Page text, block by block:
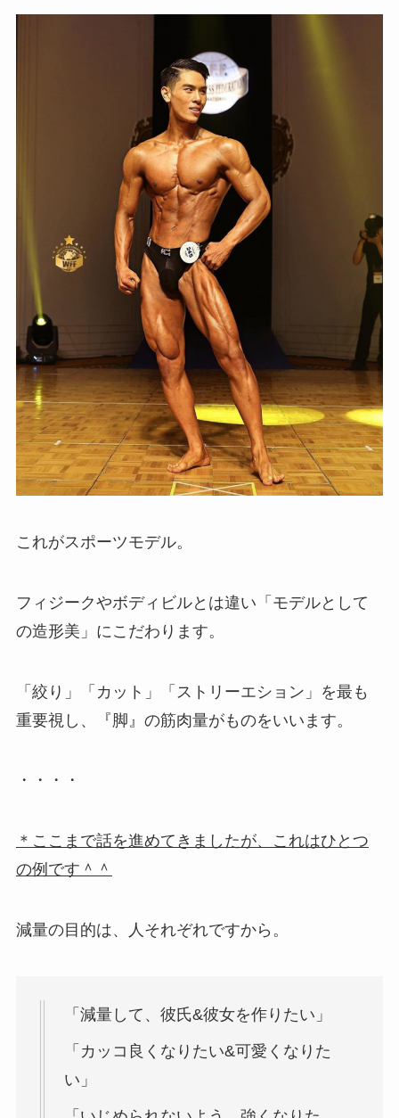
これがスポーツモデル。
フィジークやボディビルとは違い「モデルとして
の造形美」にこだわります。
「絞り」「カット」「ストリーエション」を最も
重要視し、『脚』の筋肉量がものをいいます。
・・・・
＊ここまで話を進めてきましたが、これはひとつ
の例です＾＾
減量の目的は、人それぞれですから。
「減量して、彼氏&彼女を作りたい」
「カッコ良くなりたい&可愛くなりた
い」